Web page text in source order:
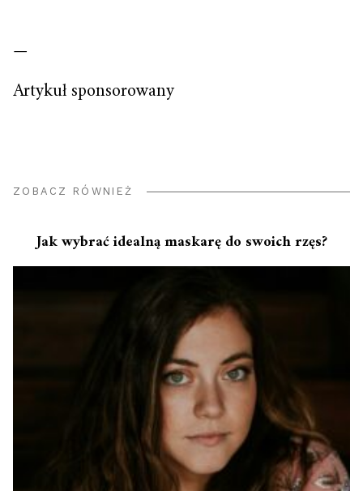
—
Artykuł sponsorowany
ZOBACZ RÓWNIEŻ
Jak wybrać idealną maskarę do swoich rzęs?